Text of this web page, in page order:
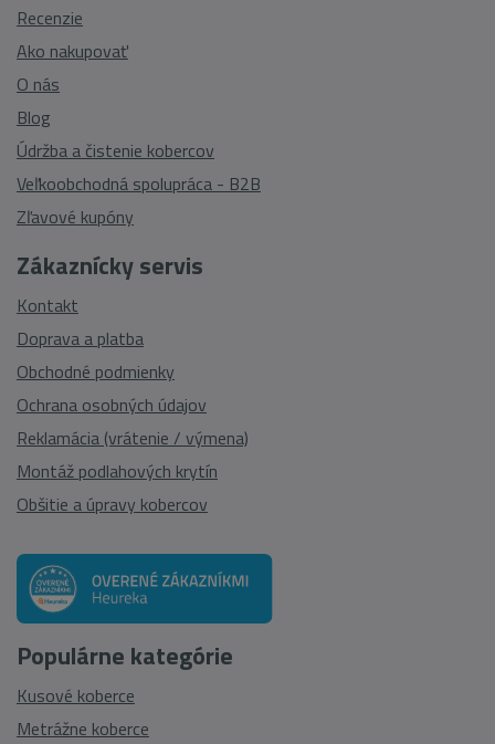
Zákaznícky servis
Kontakt
Doprava a platba
Obchodné podmienky
Ochrana osobných údajov
Reklamácia (vrátenie / výmena)
Montáž podlahových krytín
Obšitie a úpravy kobercov
Recenzie
Ako nakupovať
O nás
Blog
Údržba a čistenie kobercov
Veľkoobchodná spolupráca - B2B
Zľavové kupóny
Populárne kategórie
Kusové koberce
Metrážne koberce